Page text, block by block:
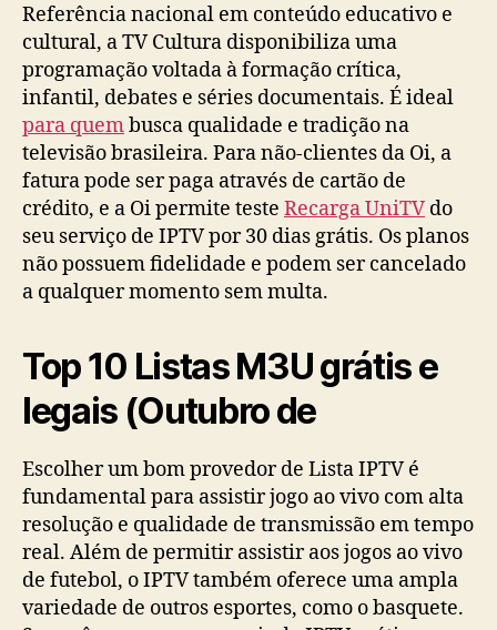
Referência nacional em conteúdo educativo e
cultural, a TV Cultura disponibiliza uma
programação voltada à formação crítica,
infantil, debates e séries documentais. É ideal
para quembusca qualidade e tradição na
televisão brasileira. Para não-clientes da Oi, a
fatura pode ser paga através de cartão de
crédito, e a Oi permite teste Recarga UniTVdo
seu serviço de IPTV por 30 dias grátis. Os planos
não possuem fidelidade e podem ser cancelado
a qualquer momento sem multa.
Top 10 Listas M3U grátis e
legais (Outubro de
Escolher um bom provedor de Lista IPTV é
fundamental para assistir jogo ao vivo com alta
resolução e qualidade de transmissão em tempo
real. Além de permitir assistir aos jogos ao vivo
de futebol, o IPTV também oferece uma ampla
variedade de outros esportes, como o basquete.